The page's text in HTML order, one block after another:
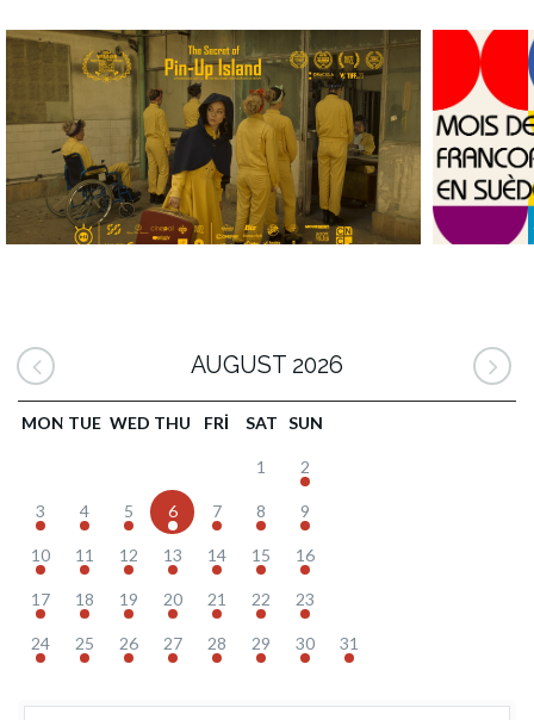
AUGUST 2026
MON TUE WED THU FRI SAT SUN
1 2
3 4 5 6 7 8 9
10 11 12 13 14 15 16
17 18 19 20 21 22 23
24 25 26 27 28 29 30 31